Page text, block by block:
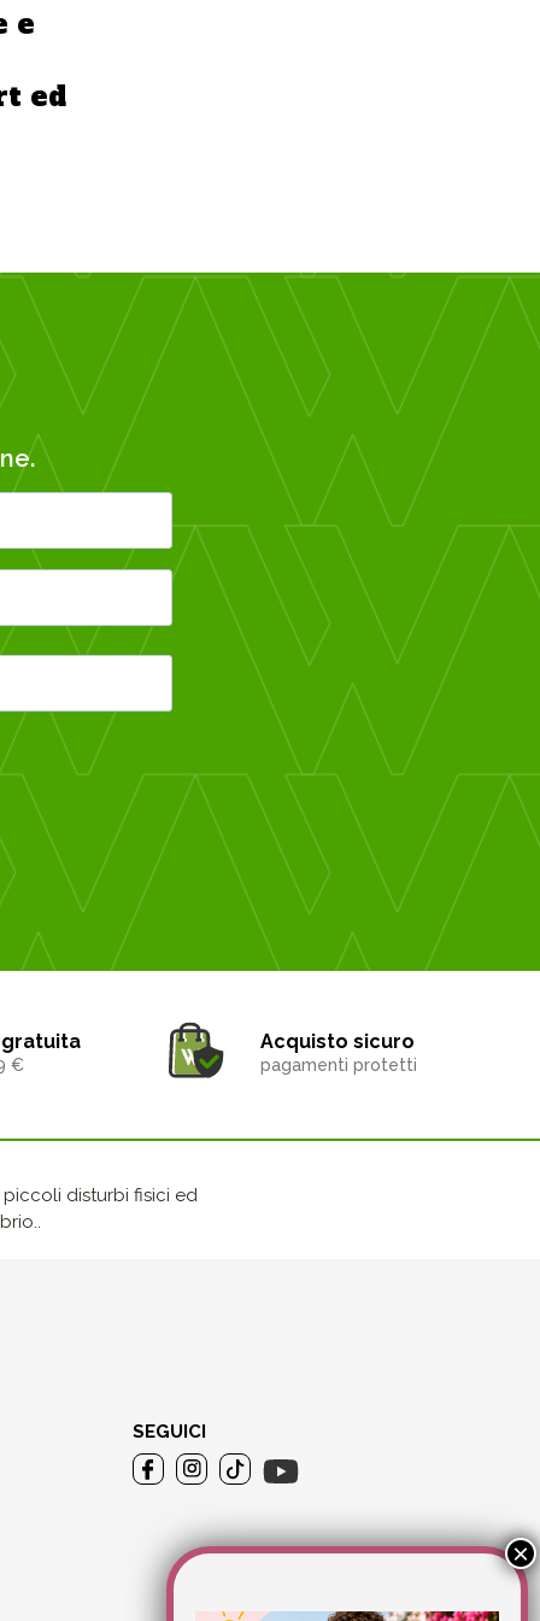
e
ed
€
Acquisto sicuro
pagamenti protetti
disturbi fisici ed
SEGUICI